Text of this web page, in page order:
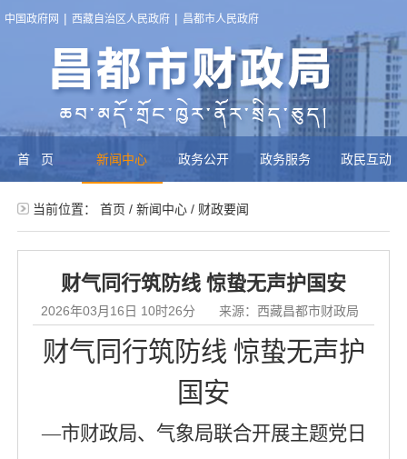
中国政府网 | 西藏自治区人民政府 | 昌都市人民政府
首页 新闻中心 政务公开 政务服务 政民互动
当前位置： 首页 / 新闻中心/ 财政要闻
财气同行筑防线 惊蛰无声护国安
2026年03月16日 10时26分 来源：西藏昌都市财政局
财气同行筑防线 惊蛰无声护
国安
—市财政局、气象局联合开展主题党日